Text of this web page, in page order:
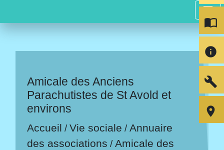
menu
Amicale des Anciens
Parachutistes de St Avold et
environs
Accueil /Vie sociale /Annuaire
des associations /Amicale des
import_contacts
info
build
room